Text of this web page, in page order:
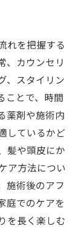
れを把握する
、カウンセリ
、スタイリン
ことで、時間
薬剤や施術内
しているかど
髪や頭皮にか
ア方法につい
施術後のアフ
庭でのケアを
を長く楽しむ